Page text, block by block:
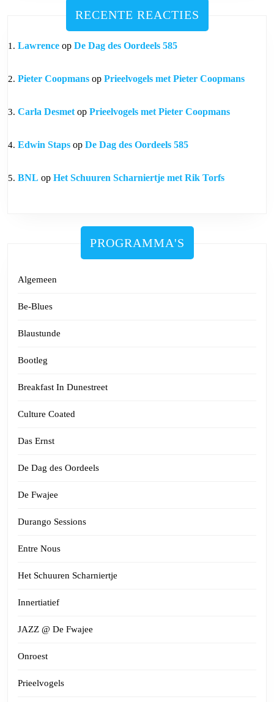
RECENTE REACTIES
Lawrence op De Dag des Oordeels 585
Pieter Coopmans op Prieelvogels met Pieter Coopmans
Carla Desmet op Prieelvogels met Pieter Coopmans
Edwin Staps op De Dag des Oordeels 585
BNL op Het Schuuren Scharniertje met Rik Torfs
PROGRAMMA'S
Algemeen
Be-Blues
Blaustunde
Bootleg
Breakfast In Dunestreet
Culture Coated
Das Ernst
De Dag des Oordeels
De Fwajee
Durango Sessions
Entre Nous
Het Schuuren Scharniertje
Innertiatief
JAZZ @ De Fwajee
Onroest
Prieelvogels